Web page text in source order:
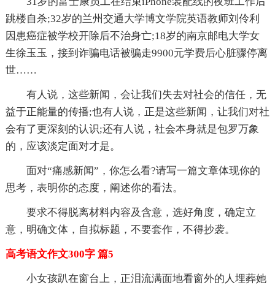
跳楼自杀;32岁的兰州交通大学博文学院英语教师刘伶利
因患癌症被学校开除后不治身亡;18岁的南京邮电大学女
生徐玉玉，接到诈骗电话被骗走9900元学费后心脏骤停离
世……
有人说，这些新闻，会让我们失去对社会的信任，无
益于正能量的传播;也有人说，正是这些新闻，让我们对社
会有了更深刻的认识;还有人说，社会本身就是包罗万象
的，应该淡定面对才是。
面对“痛感新闻”，你怎么看?请写一篇文章体现你的
思考，表明你的态度，阐述你的看法。
要求不得脱离材料内容及含意，选好角度，确定立
意，明确文体，自拟标题，不要套作，不得抄袭。
高考语文作文300字 篇5
小女孩趴在窗台上，正泪流满面地看窗外的人埋葬她